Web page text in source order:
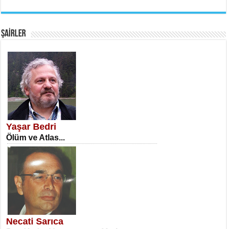
SATILMIŞ ÜMİT ÇETİNKAYA
Erkenlik...
NECLA DİLEK ARSLAN
Öğretmenler Günü Mahkemesi...
ŞAİRLER
Yaşar Bedri
Ölüm ve Atlas...
Necati Sarıca